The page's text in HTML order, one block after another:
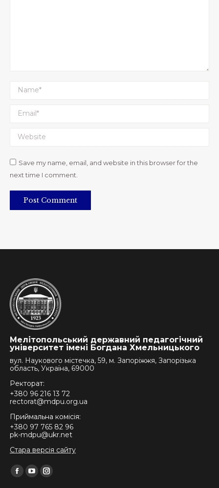
Name *
Email *
Website
Save my name, email, and website in this browser for the
next time I comment.
Post Comment
Мелітопольський державний педагогічний
університет імені Богдана Хмельницького
вул. Наукового містечка, 59, м. Запоріжжя, Запорізька
область, Україна, 69000
Ректорат:
+380 96 216 13 72
rectorat@mdpu.org.ua
Приймальна комісія:
+380 97 765 82 96
pk-mdpu@ukr.net
Стара версія сайту
Find us on:
Facebook
YouTubeInstagram